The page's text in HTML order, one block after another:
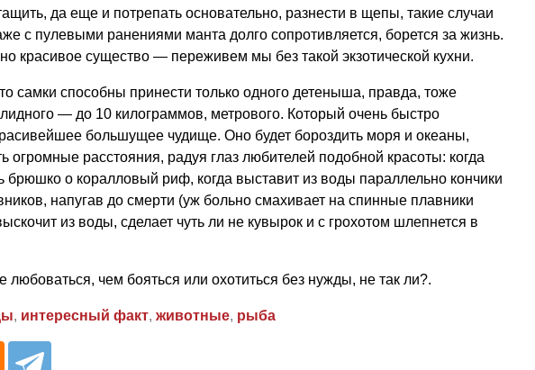
да еще и потрепать основательно, разнести в щепы, такие случаи
с пулевыми ранениями манта долго сопротивляется, борется за жизнь.
красивое существо — переживем мы без такой экзотической кухни.
самки способны принести только одного детеныша, правда, тоже
— до 10 килограммов, метрового. Который очень быстро
большущее чудище. Оно будет бороздить моря и океаны,
огромные расстояния, радуя глаз любителей подобной красоты: когда
брюшко о коралловый риф, когда выставит из воды параллельно кончики
напугав до смерти (уж больно смахивает на спинные плавники
из воды, сделает чуть ли не кувырок и с грохотом шлепнется в
любоваться, чем бояться или охотиться без нужды, не так ли?.
, интересный факт, животные, рыба